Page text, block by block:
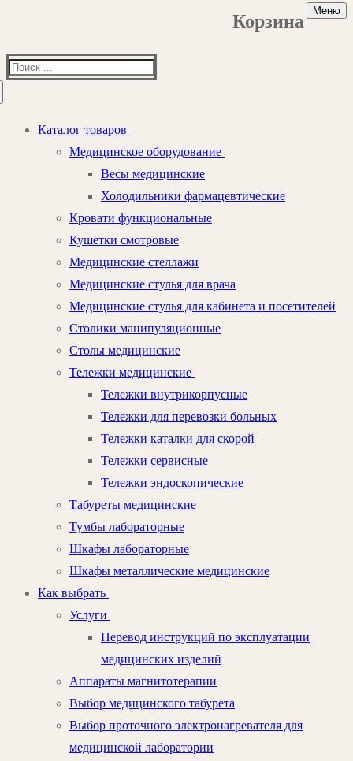
Корзина
Меню
Найти:
Каталог товаров
Медицинское оборудование
Весы медицинские
Холодильники фармацевтические
Кровати функциональные
Кушетки смотровые
Медицинские стеллажи
Медицинские стулья для врача
Медицинские стулья для кабинета и посетителей
Столики манипуляционные
Столы медицинские
Тележки медицинские
Тележки внутрикорпусные
Тележки для перевозки больных
Тележки каталки для скорой
Тележки сервисные
Тележки эндоскопические
Табуреты медицинские
Тумбы лабораторные
Шкафы лабораторные
Шкафы металлические медицинские
Как выбрать
Услуги
Перевод инструкций по эксплуатации
медицинских изделий
Аппараты магнитотерапии
Выбор медицинского табурета
Выбор проточного электронагревателя для
медицинской лаборатории